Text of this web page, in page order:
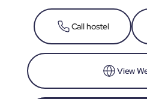
Call hostel
View